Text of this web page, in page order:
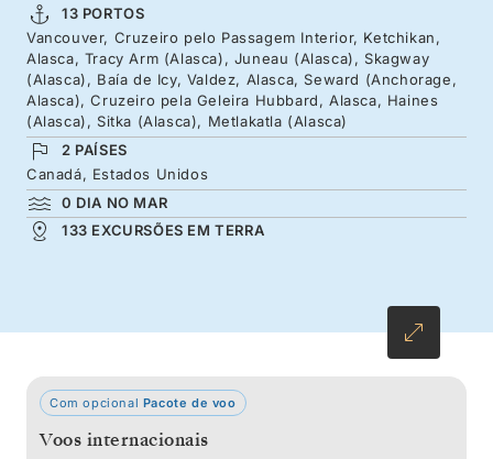
visitada, Icy Bay alberga enormes glaciares de
marés, incluindo Guyot, Yahtse e Tyndall.No
regresso, passe por comunidades indígenas e
conheça os povos destas terras. Nos longos
dias de verão, os rios e riachos enchem-se de
salmões, atraindo os ursos para as margens,
enquanto as baleias-jubarte se alimentam
antes da sua migração para sul.
13 PORTOS
Vancouver, Cruzeiro pelo Passagem Interior, Ketchikan,
Alasca, Tracy Arm (Alasca), Juneau (Alasca), Skagway
(Alasca), Baía de Icy, Valdez, Alasca, Seward (Anchorage,
Alasca), Cruzeiro pela Geleira Hubbard, Alasca, Haines
(Alasca), Sitka (Alasca), Metlakatla (Alasca)
2 PAÍSES
Canadá, Estados Unidos
0 DIA NO MAR
133 EXCURSÕES EM TERRA
Com opcional Pacote de voo
Voos internacionais